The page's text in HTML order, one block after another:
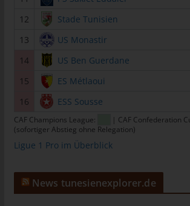
12
Stade Tunisien
13
US Monastir
14
US Ben Guerdane
15
ES Métlaoui
16
ESS Sousse
CAF Champions League: | CAF Confederation
(sofortiger Abstieg ohne Relegation)
Ligue 1 Pro im Überblick
News tunesienexplorer.de
Mitgliedstaaten vorgesehen werden.
h) Auftragsverarbeiter
Auftragsverarbeiter ist eine natürliche oder
Behörde, Einrichtung oder andere Stelle, die
Daten im Auftrag des Verantwortlichen
i) Empfänger
Empfänger ist eine natürliche oder juristische
Einrichtung oder andere Stelle, der
offengelegt werden, unabhängig davon, ob es
einen Dritten handelt oder nicht. Behörden, die
Unionsrecht oder dem Recht der
möglicherweise personenbezogene Daten